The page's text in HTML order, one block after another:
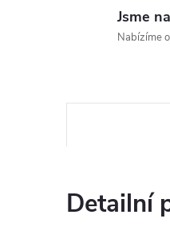
Jsme
Nabízíme
Detailní